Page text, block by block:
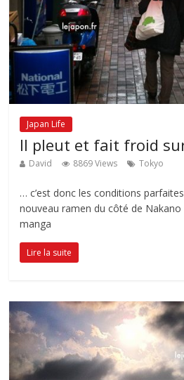
Japan Life
Il pleut et fait froid
David 8869 Views Tokyo
… c’est donc les conditions
nouveau ramen du côté de
manga
Lire la suite